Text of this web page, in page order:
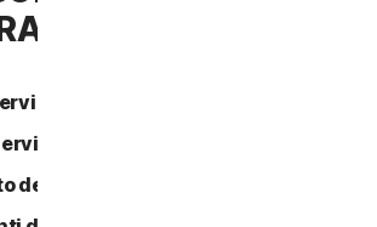
DEL SERVIZIO
del Servizio.